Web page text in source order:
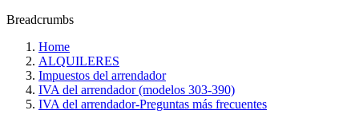
Breadcrumbs
Home
ALQUILERES
Impuestos del arrendador
IVA del arrendador (modelos 303-390)
‎IVA del arrendador‎-Preguntas más frecuentes‎